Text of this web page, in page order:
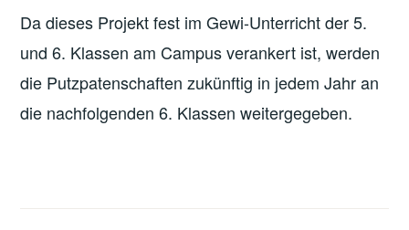
Da dieses Projekt fest im Gewi-Unterricht der 5.
und 6. Klassen am Campus verankert ist, werden
die Putzpatenschaften zukünftig in jedem Jahr an
die nachfolgenden 6. Klassen weitergegeben.